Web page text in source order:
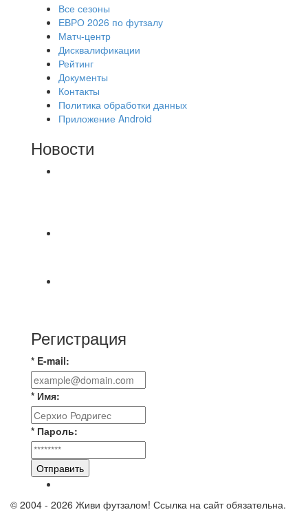
Все сезоны
ЕВРО 2026 по футзалу
Матч-центр
Дисквалификации
Рейтинг
Документы
Контакты
Политика обработки данных
Приложение Android
Новости
Регистрация
* E-mail:
* Имя:
* Пароль:
Отправить
© 2004 - 2026 Живи футзалом! Ссылка на сайт обязательна.